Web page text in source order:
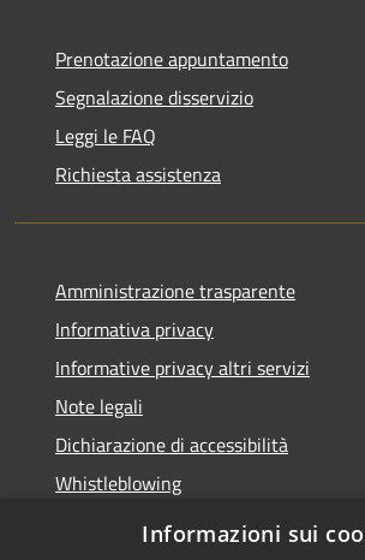
Prenotazione appuntamento
Segnalazione disservizio
Leggi le FAQ
Richiesta assistenza
Amministrazione trasparente
Informativa privacy
Informative privacy altri servizi
Note legali
Dichiarazione di accessibilità
Whistleblowing
Informazioni sui